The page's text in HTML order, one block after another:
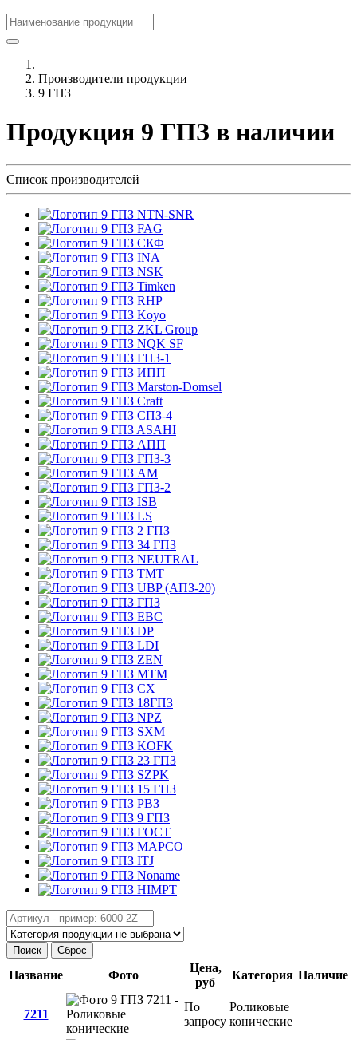
Производители продукции
9 ГПЗ
Продукция 9 ГПЗ в наличии
Список производителей
NTN-SNR
FAG
СКФ
INA
NSK
Timken
RHP
Koyo
ZKL Group
NQK SF
ГПЗ-1
ИПП
Marston-Domsel
Craft
СПЗ-4
ASAHI
АПП
ГПЗ-3
АМ
ГПЗ-2
ISB
LS
2 ГПЗ
34 ГПЗ
NEUTRAL
TMT
UBP (АПЗ-20)
ГПЗ
EBC
DP
LDI
ZEN
MTM
CX
18ГПЗ
NPZ
SXM
KOFK
23 ГПЗ
SZPK
15 ГПЗ
РВЗ
9 ГПЗ
ГОСТ
MAPCO
ITJ
Noname
HIMPT
Поиск Сброс
Название Фото
Цена,
руб
Категория Наличие
7211
По
запросу
Роликовые
конические